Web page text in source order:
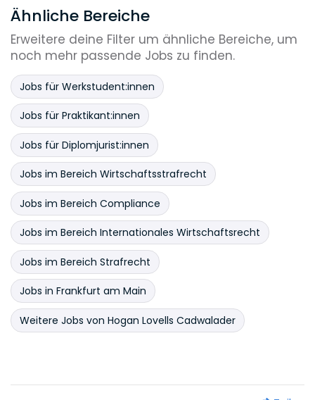
Ähnliche Bereiche
Erweitere deine Filter um ähnliche Bereiche, um
noch mehr passende Jobs zu finden.
Jobs für Werkstudent:innen
Jobs für Praktikant:innen
Jobs für Diplomjurist:innen
Jobs im Bereich Wirtschaftsstrafrecht
Jobs im Bereich Compliance
Jobs im Bereich Internationales Wirtschaftsrecht
Jobs im Bereich Strafrecht
Jobs in Frankfurt am Main
Weitere Jobs von Hogan Lovells Cadwalader